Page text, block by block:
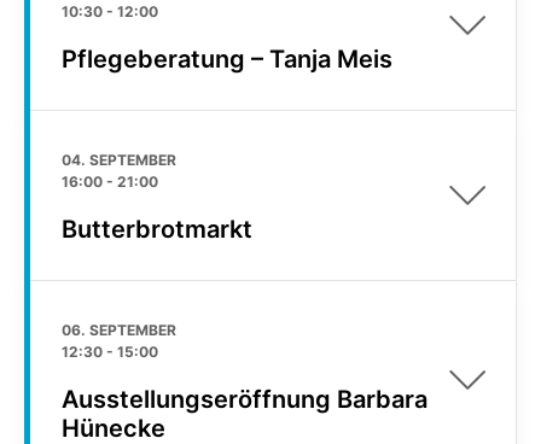
10:30 - 12:00
Pflegeberatung – Tanja Meis
04. SEPTEMBER
16:00 - 21:00
Butterbrotmarkt
06. SEPTEMBER
12:30 - 15:00
Ausstellungseröffnung Barbara
Hünecke